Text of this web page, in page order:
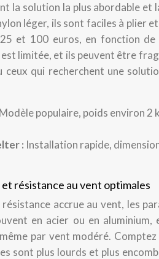
la solution la plus abordable
léger, ils sont faciles à plier
et 100 euros, en fonction
limitée, et ils peuvent être
ceux qui recherchent une
Modèle populaire, poids environ 2
: Installation rapide,
résistance au vent optimales
accrue au vent, les
en acier ou en aluminium,
par vent modéré.
sont plus lourds et plus